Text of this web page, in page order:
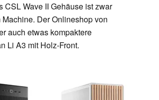
CSL Wave II Gehäuse ist zwar
Der Onlineshop von
auch etwas kompaktere
Li A3 mit Holz-Front.